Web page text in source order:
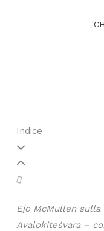
Indice
Ejo McMullen
Avalokiteśvara –